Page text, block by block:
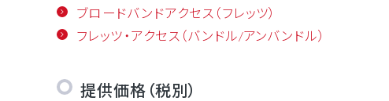
ブロードバンドアクセス（フレッツ）
フレッツ・アクセス（バンドル/アンバンドル）
提供価格（税別）